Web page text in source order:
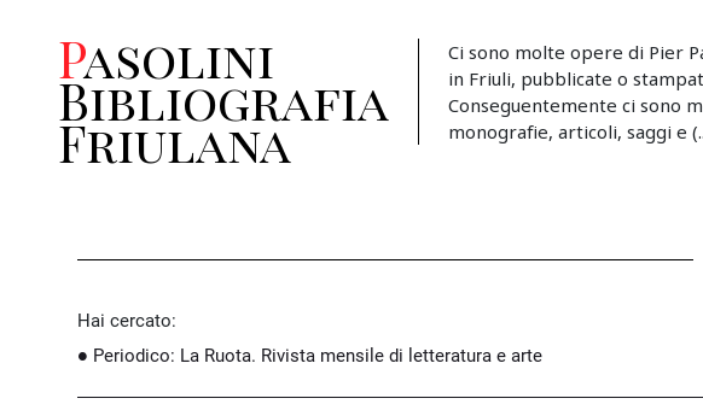
Pasolini
Bibliografia
Friulana
Ci sono molte opere di Pier
in Friuli, pubblicate o
Conseguentemente ci sono
monografie, articoli, saggi e
Hai cercato:
Periodico: La Ruota. Rivista mensile di letteratura e arte